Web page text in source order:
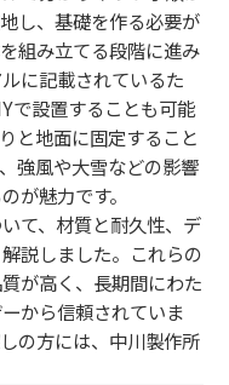
し、基礎を作る必要が
組み立てる段階に進み
に記載されているた
で設置することも可能
と地面に固定すること
強風や大雪などの影響
が魅力です。
て、材質と耐久性、デ
説しました。これらの
が高く、長期間にわた
から信頼されていま
の方には、中川製作所